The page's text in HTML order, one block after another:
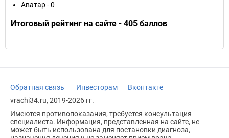
Аватар - 0
Итоговый рейтинг на сайте - 405 баллов
Обратная связь Инвесторам
Вконтакте
vrachi34.ru, 2019-2026 гг.
Имеются противопоказания, требуется консультация
специалиста. Информация, представленная на сайте, не
может быть использована для постановки диагноза,